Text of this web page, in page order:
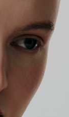
за
так и ювелирные
трендам, а
себя, но